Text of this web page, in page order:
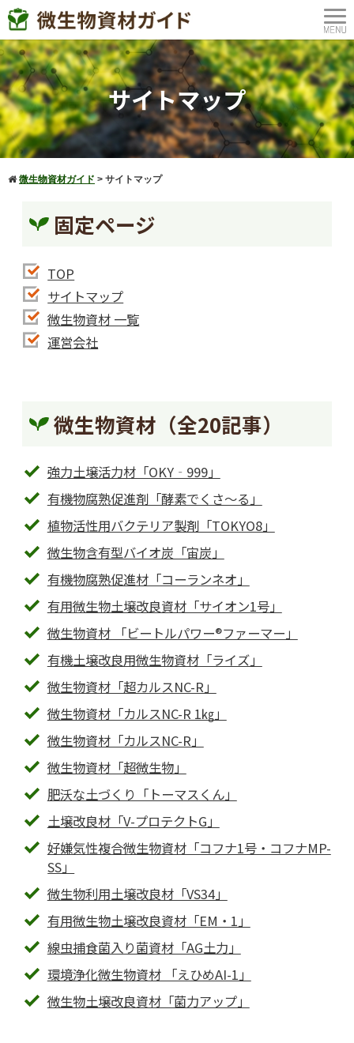
サイトマップ
微生物資材ガイド > サイトマップ
固定ページ
TOP
サイトマップ
微生物資材 一覧
運営会社
微生物資材（全20記事）
強力土壌活力材「OKY‐999」
有機物腐熟促進剤「酵素でくさ～る」
植物活性用バクテリア製剤「TOKYO8」
微生物含有型バイオ炭「宙炭」
有機物腐熟促進材「コーランネオ」
有用微生物土壌改良資材「サイオン1号」
微生物資材 「ビートルパワー®ファーマー」
有機土壌改良用微生物資材「ライズ」
微生物資材「超カルスNC-R」
微生物資材「カルスNC-R 1㎏」
微生物資材「カルスNC-R」
微生物資材「超微生物」
肥沃な土づくり「トーマスくん」
土壌改良材「V-プロテクトG」
好嫌気性複合微生物資材「コフナ1号・コフナMP-
SS」
微生物利用土壌改良材「VS34」
有用微生物土壌改良資材「EM・1」
線虫捕食菌入り菌資材「AG土力」
環境浄化微生物資材 「えひめAI-1」
微生物土壌改良資材「菌力アップ」